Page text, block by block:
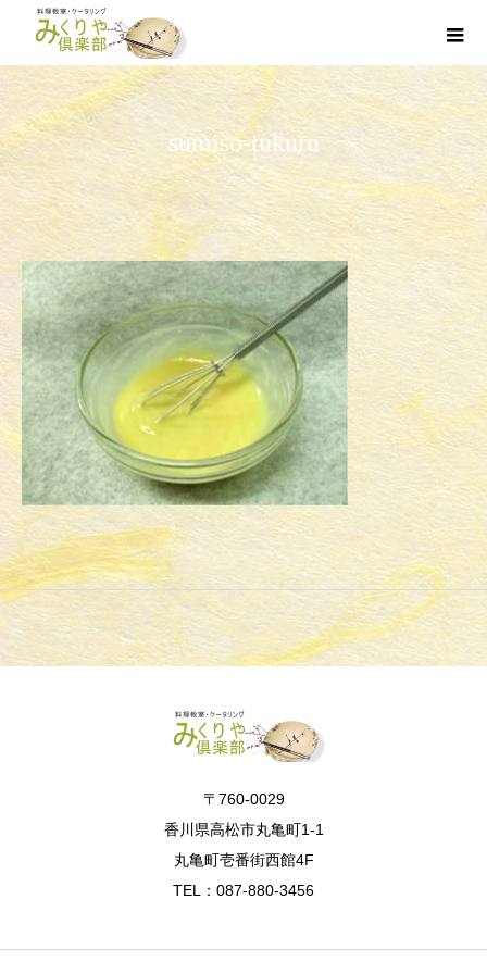
sumiso-tukuru
〒760-0029
香川県高松市丸亀町1-1
丸亀町壱番街西館4F
TEL：087-880-3456